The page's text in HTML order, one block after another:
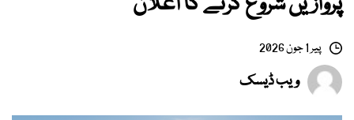
پیر 1 جون 2026
ویب ڈیسک